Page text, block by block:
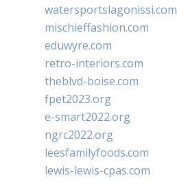
watersportslagonissi.com
mischieffashion.com
eduwyre.com
retro-interiors.com
theblvd-boise.com
fpet2023.org
e-smart2022.org
ngrc2022.org
leesfamilyfoods.com
lewis-lewis-cpas.com